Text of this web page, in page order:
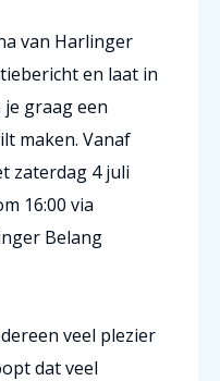
van Harlinger
en laat in
graag een
maken. Vanaf
zaterdag 4 juli
16:00 via
Belang
veel plezier
dat veel